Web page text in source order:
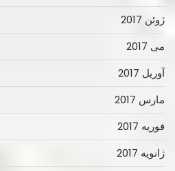
ژوئن 2017
می 2017
آوریل 2017
مارس 2017
فوریه 2017
ژانویه 2017